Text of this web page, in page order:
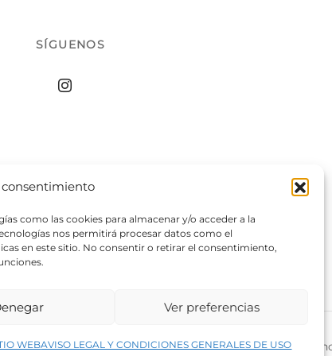
consentimiento
como las cookies para almacenar y/o acceder a la
nos permitirá procesar datos como el
en este sitio. No consentir o retirar el consentimiento,
Ver preferencias
WEBAVISO LEGAL Y CONDICIONES GENERALES DE USO
SÍGUENOS
del sitio web ©2026 Decopintur- todos los